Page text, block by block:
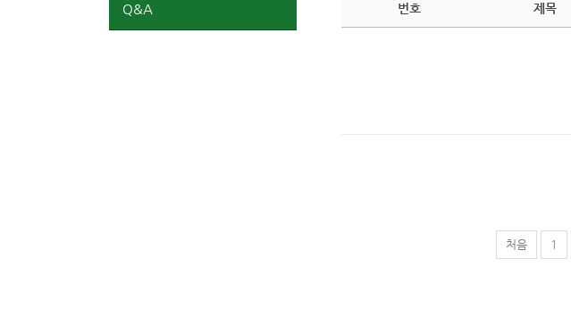
Q&A 번호 제목
처음 1